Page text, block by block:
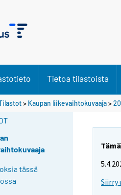
Tietoa tilastoista
> Kaupan liikevaihtokuvaaja>
tässä
Siirry